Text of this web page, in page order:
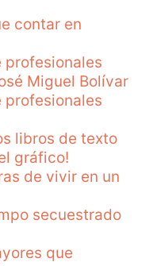
contar en
profesionales
Miguel Bolívar
profesionales
libros de texto
gráfico!
de vivir en un
secuestrado
que